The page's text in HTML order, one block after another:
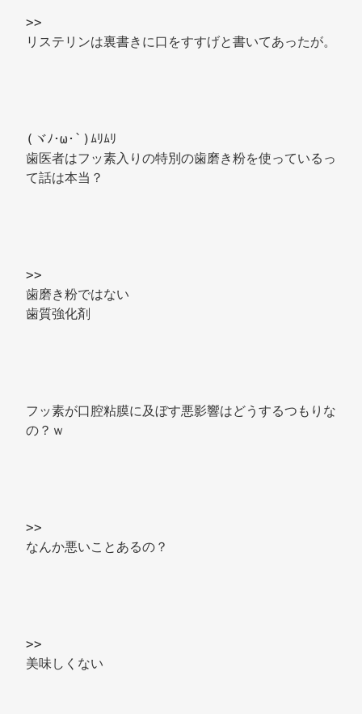
>>
(ヾﾉ･ω･`)ﾑﾘﾑﾘ
歯医者はフッ素入りの特別の歯磨き粉を使っているっ
て話は本当？
>>
歯磨き粉ではない
歯質強化剤
フッ素が口腔粘膜に及ぼす悪影響はどうするつもりな
の？ｗ
>>
なんか悪いことあるの？
>>
美味しくない